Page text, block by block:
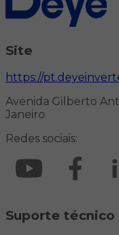
Site
https://
Avenida Gilberto
Janeiro
Redes sociais:
Suporte técnico